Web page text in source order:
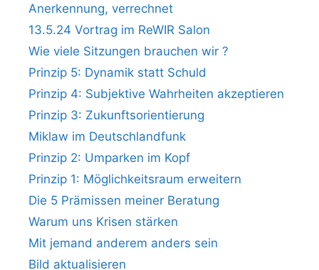
Anerkennung, verrechnet
13.5.24 Vortrag im ReWIR Salon
Wie viele Sitzungen brauchen wir ?
Prinzip 5: Dynamik statt Schuld
Prinzip 4: Subjektive Wahrheiten akzeptieren
Prinzip 3: Zukunftsorientierung
Miklaw im Deutschlandfunk
Prinzip 2: Umparken im Kopf
Prinzip 1: Möglichkeitsraum erweitern
Die 5 Prämissen meiner Beratung
Warum uns Krisen stärken
Mit jemand anderem anders sein
Bild aktualisieren